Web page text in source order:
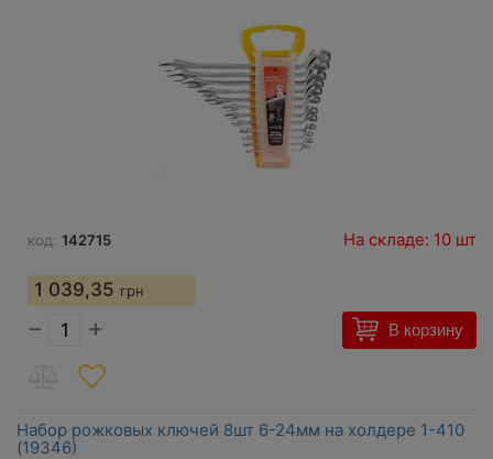
код: 142715 На складе: 10 шт
1 039,35 грн
− + В корзину
Набор рожковых ключей 8шт 6-24мм на холдере 1-410
(19346)